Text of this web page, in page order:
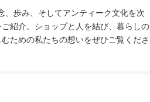
、歩み、そしてアンティーク文化を次
紹介。ショップと人を結び、暮らしの
ための私たちの想いをぜひご覧くださ